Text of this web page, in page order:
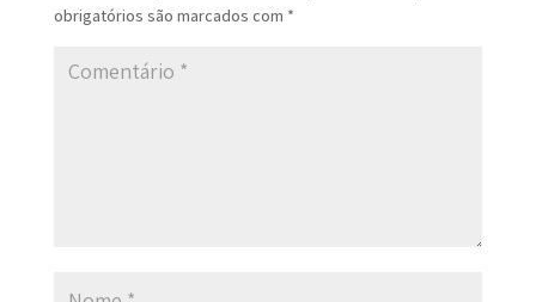
obrigatórios são marcados com *